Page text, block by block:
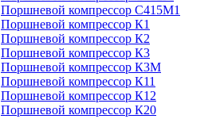
Поршневой компрессор С415М1
Поршневой компрессор К1
Поршневой компрессор К2
Поршневой компрессор К3
Поршневой компрессор К3М
Поршневой компрессор К11
Поршневой компрессор К12
Поршневой компрессор К20